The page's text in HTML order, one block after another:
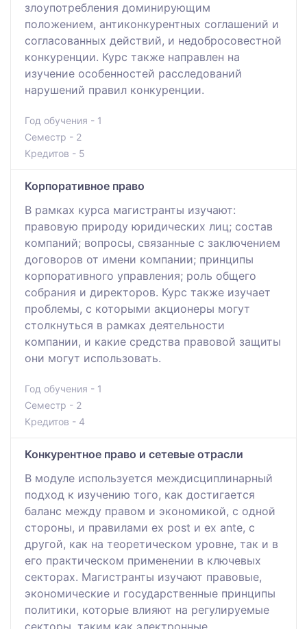
злоупотребления доминирующим
положением, антиконкурентных соглашений и
согласованных действий, и недобросовестной
конкуренции. Курс также направлен на
изучение особенностей расследований
нарушений правил конкуренции.
Год обучения - 1
Семестр - 2
Кредитов - 5
Корпоративное право
В рамках курса магистранты изучают:
правовую природу юридических лиц; состав
компаний; вопросы, связанные с заключением
договоров от имени компании; принципы
корпоративного управления; роль общего
собрания и директоров. Курс также изучает
проблемы, с которыми акционеры могут
столкнуться в рамках деятельности
компании, и какие средства правовой защиты
они могут использовать.
Год обучения - 1
Семестр - 2
Кредитов - 4
Конкурентное право и сетевые отрасли
В модуле используется междисциплинарный
подход к изучению того, как достигается
баланс между правом и экономикой, с одной
стороны, и правилами ex post и ex ante, с
другой, как на теоретическом уровне, так и в
его практическом применении в ключевых
секторах. Магистранты изучают правовые,
экономические и государственные принципы
политики, которые влияют на регулируемые